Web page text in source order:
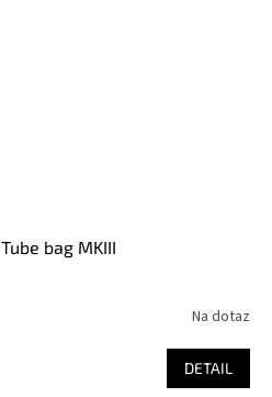
Tube bag MKIII
Na dotaz
DETAIL